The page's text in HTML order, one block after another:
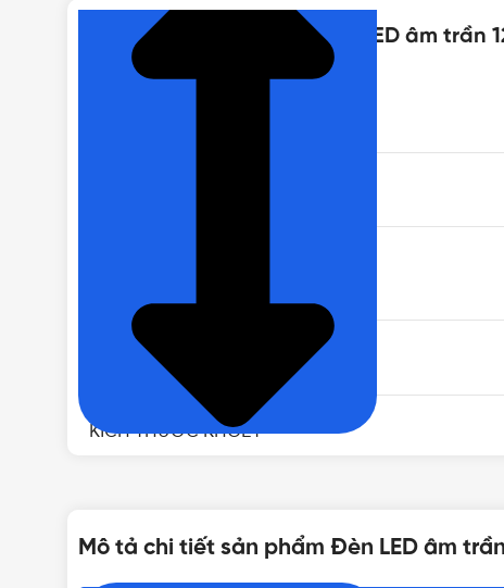
Thông số kỹ thuật của Đèn LED âm trần
KÍCH THƯỚC KHOÉT
Mô tả chi tiết sản phẩm Đèn LED âm